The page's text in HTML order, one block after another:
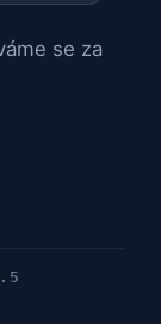
se za